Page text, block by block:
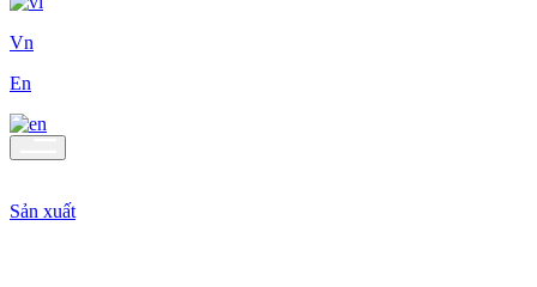
Vn
En
Sản xuất